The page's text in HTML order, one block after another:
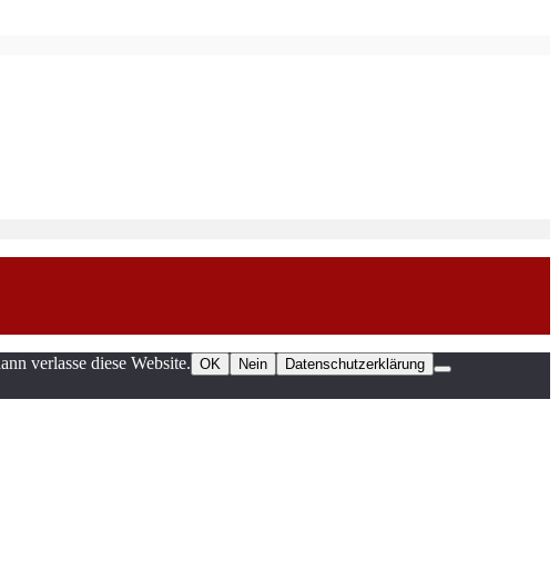
verlasse diese Website. OK Nein Datenschutzerklärung